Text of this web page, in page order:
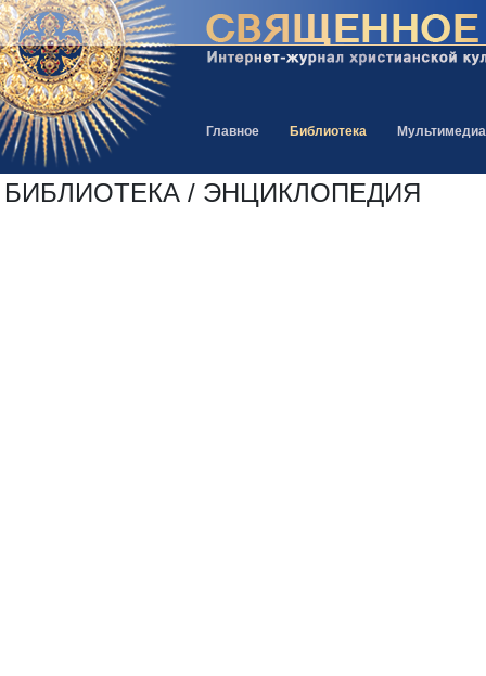
Главное Библиотека Мультимедиа
БИБЛИОТЕКА / ЭНЦИКЛОПЕДИЯ